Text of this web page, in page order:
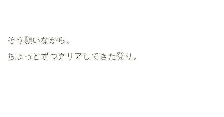
そう願いながら、
ちょっとずつクリアしてきた登り。